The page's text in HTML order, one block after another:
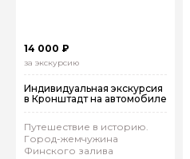
14 000 ₽
за экскурсию
Индивидуальная экскурсия
в Кронштадт на автомобиле
Путешествие в историю.
Город-жемчужина
Финского залива